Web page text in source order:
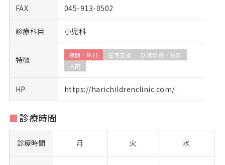
FAX 045-913-0502
診療科目 小児科
特徴 夜間・休日 在宅支援
訪問診療・往診
入院
HP https://harichildrenclinic.com/
診療時間
診療時間 月 火 水